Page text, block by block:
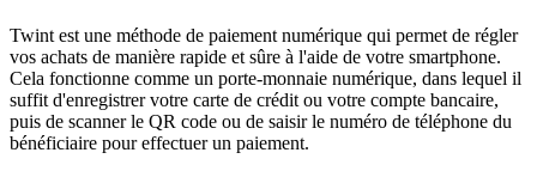
Twint est une méthode de paiement numérique qui permet de régler
vos achats de manière rapide et sûre à l'aide de votre smartphone.
Cela fonctionne comme un porte-monnaie numérique, dans lequel il
suffit d'enregistrer votre carte de crédit ou votre compte bancaire,
puis de scanner le QR code ou de saisir le numéro de téléphone du
bénéficiaire pour effectuer un paiement.